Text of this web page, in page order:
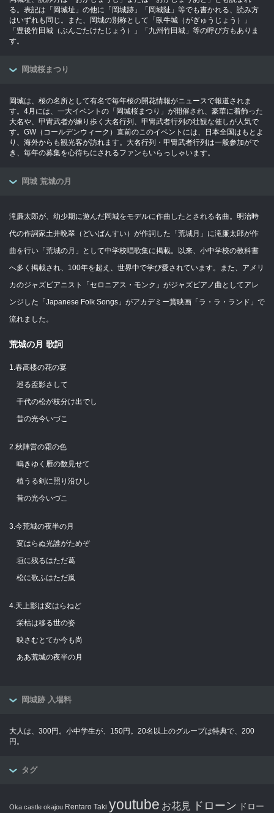
る。表記は「岡城址」の他に「岡城跡」「岡城阯」等でも書かれる、読み方
はいずれも同じ。また、岡城の別称として「臥牛城（がぎゅうじょう）」
「豊後竹田城（ぶんごたけたじょう）」「九州竹田城」等の呼び方もありま
す。
岡城桜まつり
岡城は、桜の名所として有名で毎年桜の開花情報がニュースで報道されま
す。4月には、一大イベントの「岡城桜まつり」が開催され、豪華に着飾った
大名や、甲冑武者が練り歩く大名行列、甲冑武者行列の壮観な催しが人気で
す。GW（コールデンウィーク）直前のこのイベントには、日本全国はもとよ
り、海外からも観光客が訪れます。大名行列・甲冑武者行列は一般参加がで
き、毎年の募集を心待ちにされるファンもいらっしゃいます。
岡城 荒城の月
滝廉太郎が、幼少期に遊んだ岡城をモデルに作曲したとされる名曲。明治時
代の作詞家土井晩翠（どいばんすい）が作詞した「荒城月」に滝廉太郎が作
曲を行い「荒城の月」として中学校唱歌集に掲載。以来、小中学校の教科書
へ多く掲載され、100年を超え、世界中で学び愛されています。また、アメリ
カのジャズピアニスト「セロニアス・モンク」がジャズピアノ曲としてアレ
ンジした「Japanese Folk Songs」がアカデミー賞映画「ラ・ラ・ランド」で
流れました。
荒城の月 歌詞
1.春高楼の花の宴
巡る盃影さして
千代の松が枝分け出でし
昔の光今いづこ
2.秋陣営の霜の色
鳴きゆく雁の数見せて
植うる剣に照り沿ひし
昔の光今いづこ
3.今荒城の夜半の月
変はらぬ光誰がためぞ
垣に残るはただ葛
松に歌ふはただ嵐
4.天上影は変はらねど
栄枯は移る世の姿
映さむとてか今も尚
ああ荒城の夜半の月
岡城跡 入場料
大人は、300円。小中学生が、150円。20名以上のグループは特典で、200
円。
タグ
Oka castle okajou Rentaro Taki youtube お花見 ドローン ドロー